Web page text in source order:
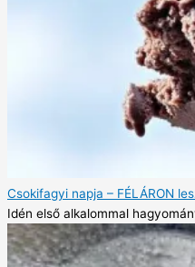
Csokifagyi napja – FÉLÁRON
Idén első alkalommal